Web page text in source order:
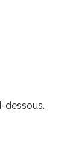
dessous.